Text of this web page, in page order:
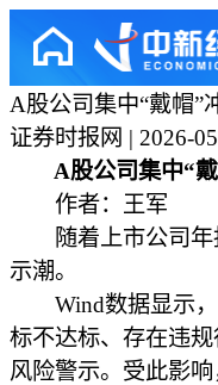
A股公司集中“戴帽”
证券时报网 | 2026-
A股公司集中“
作者：王军
随着上市公司年
示潮。
Wind数据显示，5
标不达标、存在违
风险警示。受此影